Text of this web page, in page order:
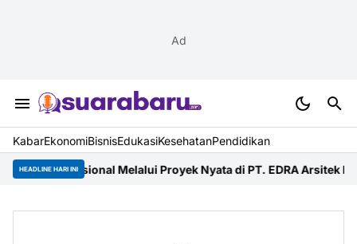
Ad
KabarEkonomiBisnisEdukasiKesehatanPendidikan
HEADLINE HARI INI
Melalui Proyek Nyata di PT. EDRA Arsitek IndonesiaMerdeka